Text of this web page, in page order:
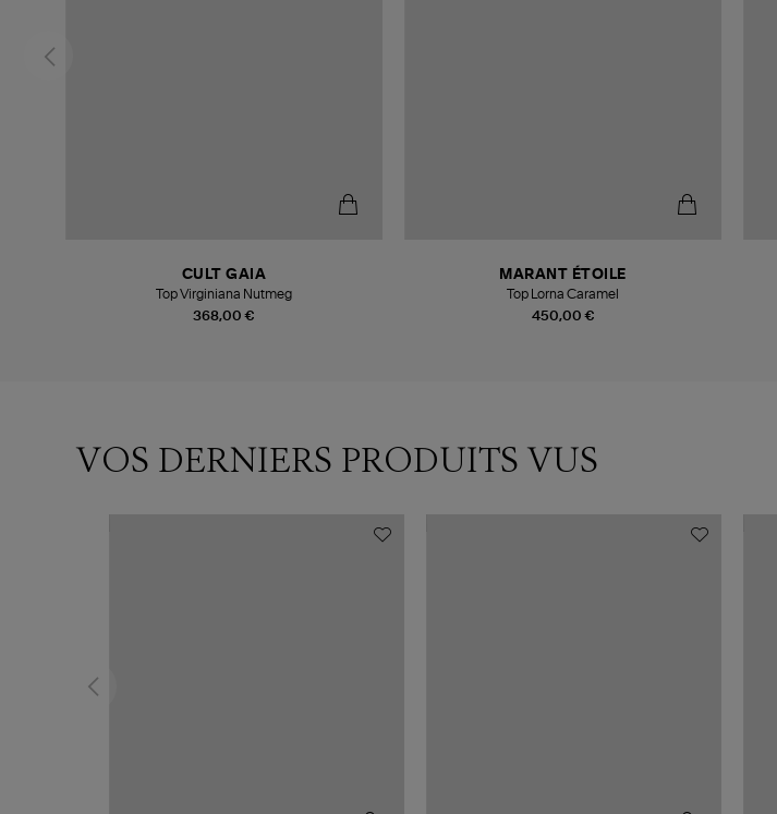
368,00 €
CULT GAIA
Top Virginiana Nutmeg
450,00 €
MARANT ÉTOILE
Top Lorna Caramel
VOS DERNIERS PRODUITS VUS